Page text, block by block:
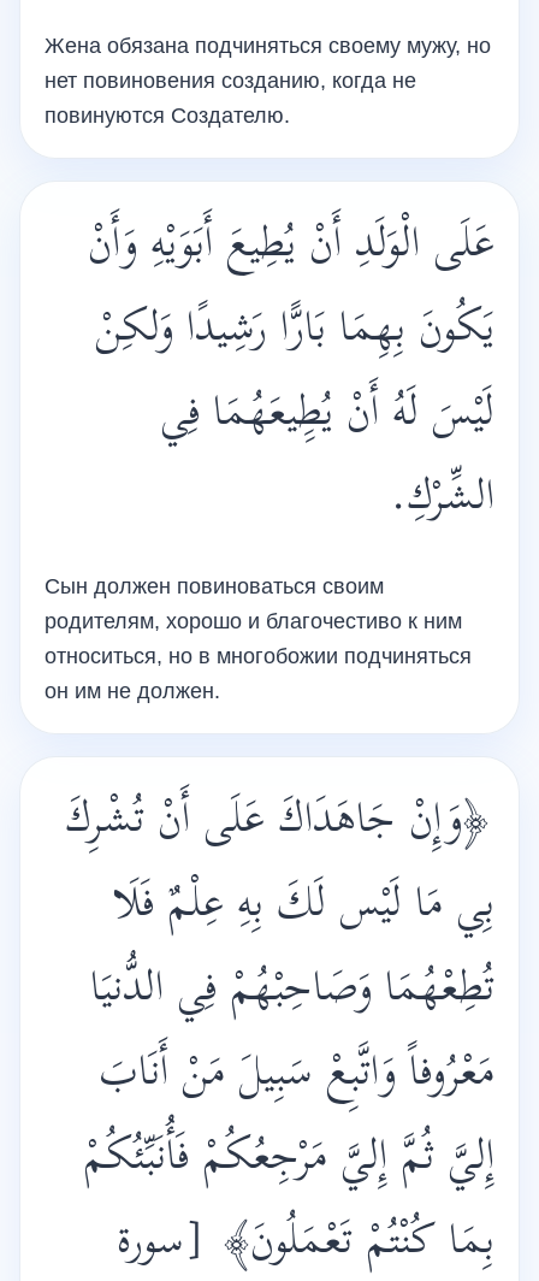
Жена обязана подчиняться своему мужу, но
нет повиновения созданию, когда не
повинуются Создателю.
عَلَى الْوَلَدِ أَنْ يُطِيعَ أَبَوَيْهِ وَأَنْ
يَكُونَ بِهِمَا بَارًّا رَشِيدًا وَلكِنْ
لَيْسَ لَهُ أَنْ يُطِِيعَهُمَا فِي
الشِّرْكِ.
Сын должен повиноваться своим
родителям, хорошо и благочестиво к ним
относиться, но в многобожии подчиняться
он им не должен.
﴿وَإِنْ جَاهَدَاكَ عَلَى أَنْ تُشْرِكَ
بِي مَا لَيْس لَكَ بِهِ عِلْمٌ فَلَا
تُطِعْهُمَا وَصَاحِبْهُمْ فِي الدُّنيَا
مَعْرُوفاً وَاتَّبِعْ سَبِيلَ مَنْ أَنَابَ
إِليَّ ثُمَّ إِليَّ مَرْجِعُكُمْ فَأُنَبِّئُكُمْ
بِمَا كُنْتُمْ تَعْمَلُونَ﴾ [سورة